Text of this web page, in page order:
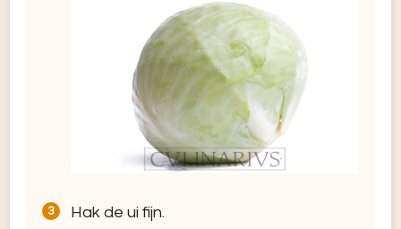
Hak de ui fijn.